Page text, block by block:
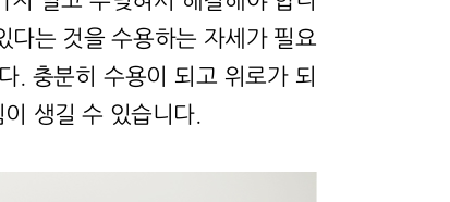
다는 것을 수용하는 자세가 필요
. 충분히 수용이 되고 위로가 되
생길 수 있습니다.